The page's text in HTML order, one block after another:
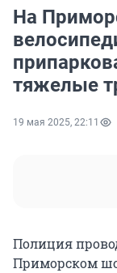
На
тяжелые
19 мая 2025, 22:11
Полиция
Приморском